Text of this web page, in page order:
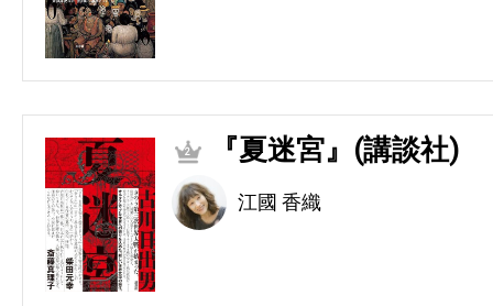
2 『夏迷宮』(講談社)
江國 香織